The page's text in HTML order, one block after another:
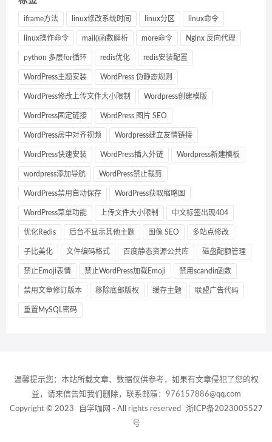
iframe方法 linux修改系统时间 linux分区 linux命令
linux操作命令 mail()函数解析 more命令 Nginx 反向代理
python 多层for循环 redis优化 redis安装配置
WordPress主题安装 WordPress 伪静态规则
WordPress修改上传文件大小限制 Wordpress创建模版
WordPress固定链接 WordPress 图片 SEO
WordPress居中对齐视频 Wordpress建立友情链接
WordPress快速安装 WordPress插入外链 Wordpress新建模板
wordpress添加导航 WordPress禁止裁剪
WordPress禁用自动保存 WordPress获取缩略图
WordPress菜单功能 上传文件大小限制 中文标签出现404
优化Redis 后台不显示其他主题 图像 SEO 多站点修改
子比美化 文件编码格式 百度静态资源公共库 磁盘配额管理
禁止Emoji表情 禁止WordPress加载Emoji 禁用scandir函数
禁用文章修订版本 移除底部版权 缓存主题 联盟广告代码
重置MySQL密码
温馨提示您：本站所载文章、数据仅供参考，如果有文章侵犯了您的权
益，请来信告知我们删除，联系邮箱：976157886@qq.com
Copyright © 2023
自学咖网 - All rights reserved
浙ICP备2023005527
号